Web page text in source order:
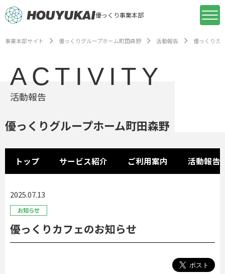
優っくり事業本部
事業本部サイト 優っくりグループホーム町田森野 活動報告 優っくりカ
ACTIVITY
活動報告
優っくりグループホーム町田森野
トップ サービス紹介 ご利用案内 活動報告
2025.07.13
お知らせ
優っくりカフェのお知らせ